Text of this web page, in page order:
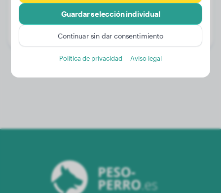
Peso:
25 kg
Edad:
2 años, 9 meses
Guardar selección individual
Continuar sin dar consentimiento
Política de privacidad Aviso legal